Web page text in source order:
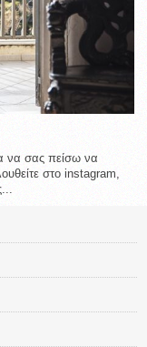
να σας πείσω να
στο instagram,